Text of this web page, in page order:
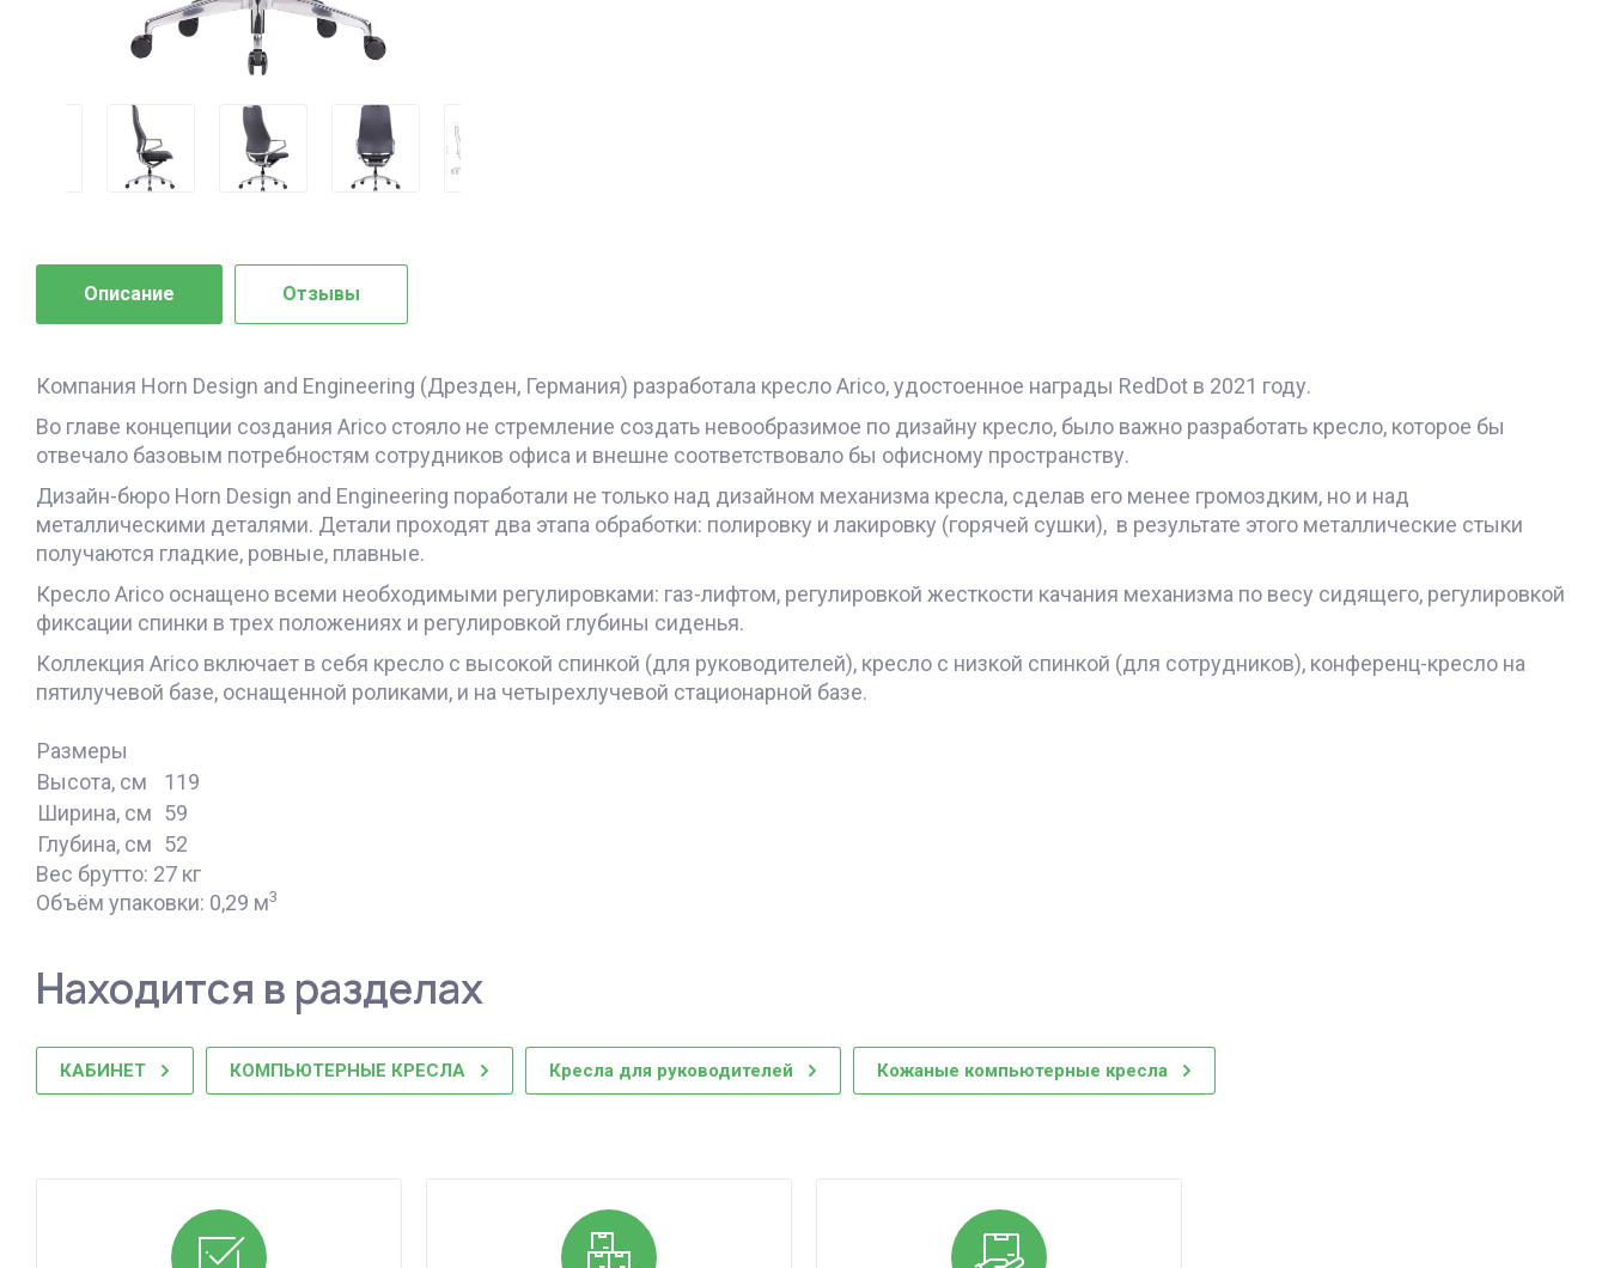
Описание Отзывы
Компания Horn Design and Engineering (Дрезден, Германия) разработала кресло Arico, удостоенное награды RedDot в 2021 году.
Во главе концепции создания Arico стояло не стремление создать невообразимое по дизайну кресло, было важно разработать кресло, которое бы
отвечало базовым потребностям сотрудников офиса и внешне соответствовало бы офисному пространству.
Дизайн-бюро Horn Design and Engineering поработали не только над дизайном механизма кресла, сделав его менее громоздким, но и над
металлическими деталями. Детали проходят два этапа обработки: полировку и лакировку (горячей сушки), в результате этого металлические стыки
получаются гладкие, ровные, плавные.
Кресло Arico оснащено всеми необходимыми регулировками: газ-лифтом, регулировкой жесткости качания механизма по весу сидящего, регулировкой
фиксации спинки в трех положениях и регулировкой глубины сиденья.
Коллекция Arico включает в себя кресло с высокой спинкой (для руководителей), кресло с низкой спинкой (для сотрудников), конференц-кресло на
пятилучевой базе, оснащенной роликами, и на четырехлучевой стационарной базе.
Размеры
Высота, см
119
Ширина, см 59
Глубина, см 52
Вес брутто: 27 кг
Объём упаковки: 0,29 м3
Находится в разделах
КАБИНЕТ КОМПЬЮТЕРНЫЕ КРЕСЛА Кресла для руководителей Кожаные компьютерные кресла